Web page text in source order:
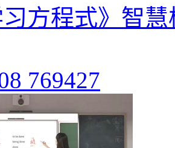
习方程式》智
769427